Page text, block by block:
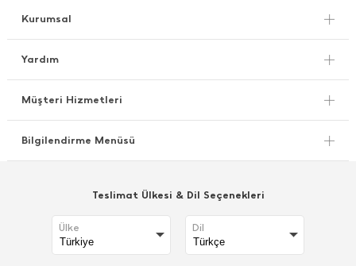
Kurumsal
Yardım
Müşteri Hizmetleri
Bilgilendirme Menüsü
Teslimat Ülkesi & Dil Seçenekleri
Ülke Dil